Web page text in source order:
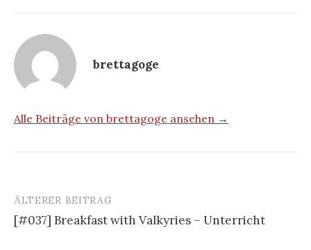
brettagoge
Alle Beiträge von brettagoge ansehen →
Beitrags-
Navigation
ÄLTERER BEITRAG
[#037] Breakfast with Valkyries – Unterricht